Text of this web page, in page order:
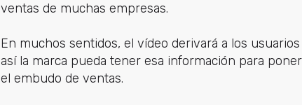
ventas de muchas empresas.
En muchos sentidos, el vídeo derivará a los
así la marca pueda tener esa información para
el embudo de ventas.